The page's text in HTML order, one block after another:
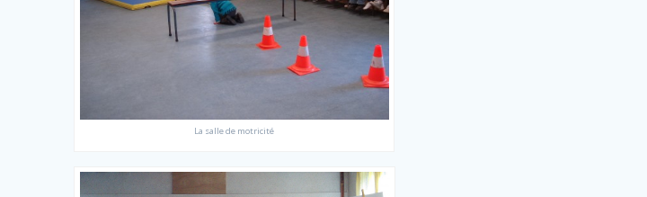
La salle de motricité